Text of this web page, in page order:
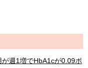
週1増でHbA1cが0.09ポ